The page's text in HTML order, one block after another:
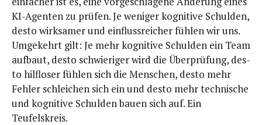
KI-Agen­ten zu prü­fen. Je weni­ger kogni­ti­ve Schul­den,
des­to wirk­sa­mer und ein­fluss­rei­cher füh­len wir uns.
Umge­kehrt gilt: Je mehr kogni­ti­ve Schul­den ein Team
auf­baut, des­to schwie­ri­ger wird die Über­prü­fung, des­
to hilf­lo­ser füh­len sich die Men­schen, des­to mehr
Feh­ler schlei­chen sich ein und des­to mehr tech­ni­sche
und kogni­ti­ve Schul­den bau­en sich auf. Ein
Teufelskreis.